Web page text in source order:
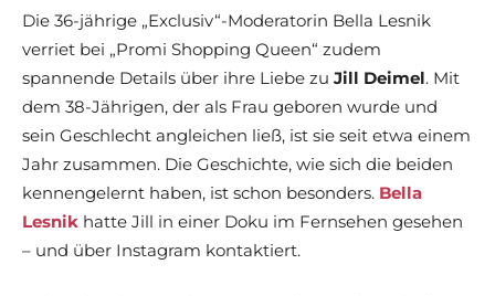
Die 36-jährige „Exclusiv“-Moderatorin Bella Lesnik
verriet bei „Promi Shopping Queen“ zudem
spannende Details über ihre Liebe zu Jill Deimel. Mit
dem 38-Jährigen, der als Frau geboren wurde und
sein Geschlecht angleichen ließ, ist sie seit etwa einem
Jahr zusammen. Die Geschichte, wie sich die beiden
kennengelernt haben, ist schon besonders. Bella
Lesnik hatte Jill in einer Doku im Fernsehen gesehen
– und über Instagram kontaktiert.